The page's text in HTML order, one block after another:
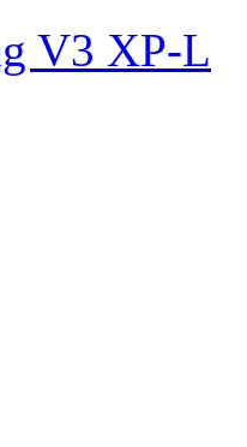
V3 XP-L